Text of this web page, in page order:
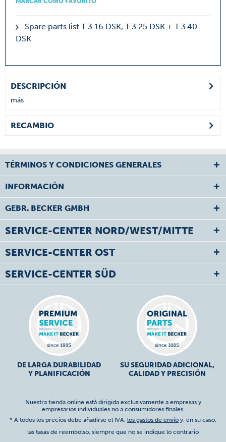
Spare parts list T 3.16 DSK, T 3.25 DSK + T 3.40
DSK
DESCRIPCIÓN
más
RECAMBIO
TÉRMINOS Y CONDICIONES GENERALES
INFORMACIÓN
GEBR. BECKER GMBH
SERVICE-CENTER NORD/WEST/MITTE
SERVICE-CENTER OST
SERVICE-CENTER SÜD
DE LARGA DURABILIDAD
Y PLANIFICACIÓN
SU SEGURIDAD ADICIONAL,
CALIDAD Y PRECISIÓN
Nuestra tienda online está dirigida exclusivamente a empresas y
empresarios individuales no a consumidores finales.
* A todos los precios debe añadirse el IVA, los gastos de envío y, en su caso,
las tasas de reembolso, siempre que no se indique lo contrario